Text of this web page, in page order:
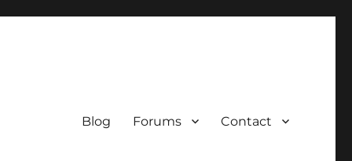
Blog Forums Contact